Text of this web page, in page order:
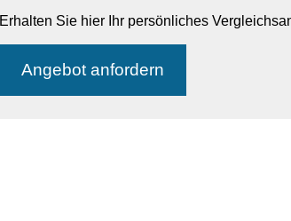
Erhalten Sie hier Ihr persönliches
An­ge­bot an­for­dern